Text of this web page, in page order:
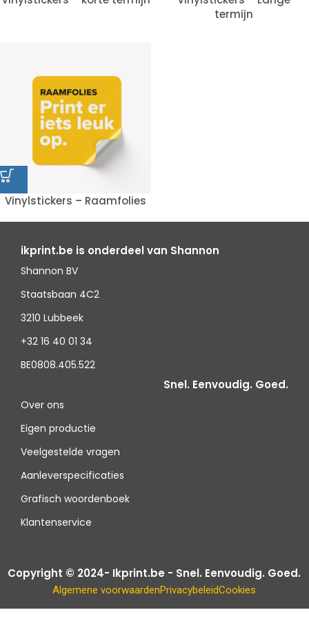
termijn
Vinylstickers – Raamfolies
ikprint.be is onderdeel van Shannon
Shannon BV
Staatsbaan 4C2
3210 Lubbeek
+32 16 40 01 34
BE0808.405.522
Snel. Eenvoudig. Goed.
Over ons
Eigen productie
Veelgestelde vragen
Aanleverspecificaties
Grafisch woordenboek
Klantenservice
Copyright © 2024- Ikprint.be - Snel. Eenvoudig. Goed.
Algemene voorwaardenPrivacybeleidCookies